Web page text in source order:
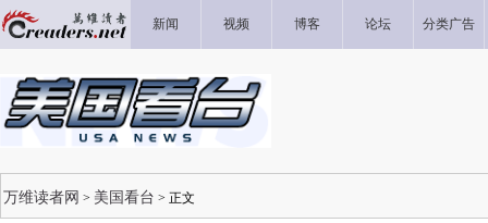
新闻 视频 博客 论坛 分类广告
万维读者网 > 美国看台 > 正文